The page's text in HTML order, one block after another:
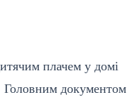
плачем у домі
Головним документом